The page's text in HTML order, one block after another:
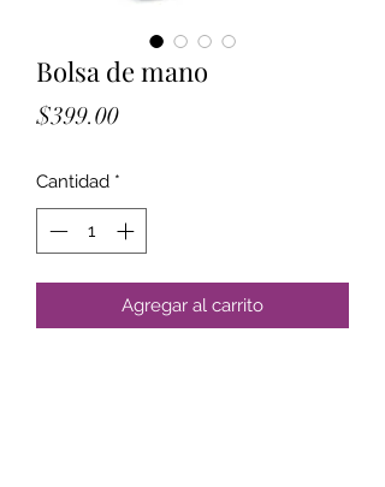
Bolsa de mano
$399.00Precio
Cantidad *
Agregar al carrito